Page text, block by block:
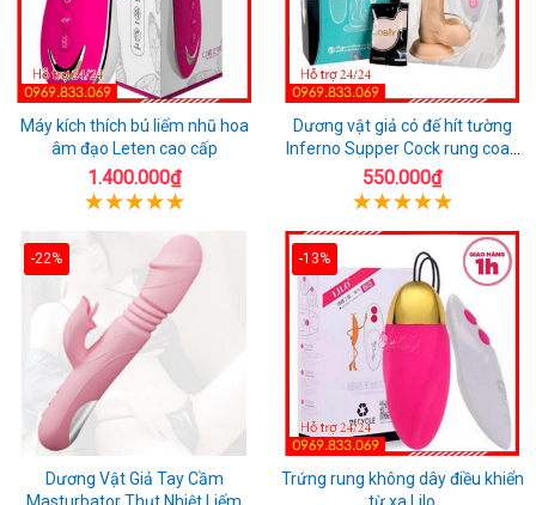
Máy kích thích bú liếm nhũ hoa
âm đạo Leten cao cấp
1.400.000₫
Dương vật giả có đế hít tường
Inferno Supper Cock rung coay
7 chế độ
550.000₫
-22%
Dương Vật Giả Tay Cầm
Masturbator Thụt Nhiệt Liếm
-13%
Trứng rung không dây điều khiển
từ xa Lilo